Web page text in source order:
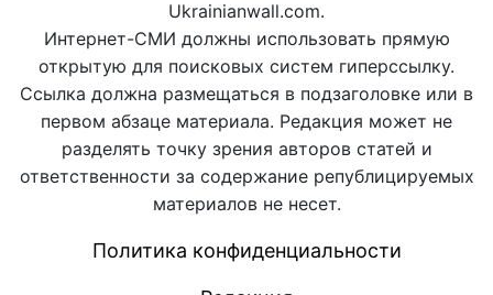
Ukrainianwall.com.
Интернет-СМИ должны использовать прямую
открытую для поисковых систем гиперссылку.
Ссылка должна размещаться в подзаголовке или в
первом абзаце материала. Редакция может не
разделять точку зрения авторов статей и
ответственности за содержание републицируемых
материалов не несет.
Политика конфиденциальности